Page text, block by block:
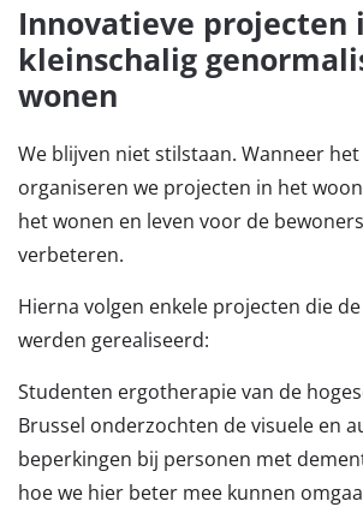
Innovatieve projecten
kleinschalig
wonen
We blijven niet stilstaan. Wanneer
organiseren we projecten in het
het wonen en leven voor de
verbeteren.
Hierna volgen enkele projecten die
werden gerealiseerd:
Studenten ergotherapie van de
Brussel onderzochten de visuele en
beperkingen bij personen met
hoe we hier beter mee kunnen